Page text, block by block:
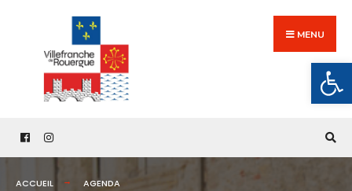
content
MENU
ACCUEIL AGENDA